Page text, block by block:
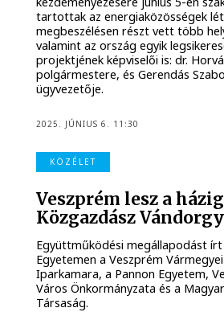
tartottak az energiaközösségek
megbeszélésen részt vett több
valamint az ország egyik
projektjének képviselői is: dr.
polgármestere, és Gerendás
ügyvezetője.
2025. JÚNIUS 6. 11:30
KÖZÉLET
Veszprém lesz a
Közgazdász
Együttműködési megállapodást írt
Egyetemen a Veszprém
Iparkamara, a Pannon Egyetem,
Város Önkormányzata és a
Társaság.